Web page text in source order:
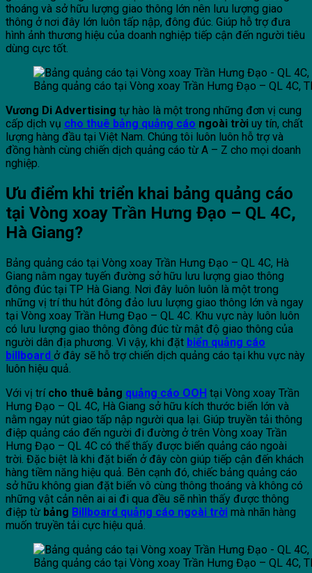
thoáng và sở hữu lượng giao thông lớn nên lưu lượng giao
thông ở nơi đây lớn luôn tấp nập, đông đúc. Giúp hỗ trợ đưa
hình ảnh thương hiệu của doanh nghiệp tiếp cận đến người tiêu
dùng cực tốt.
Bảng quảng cáo tại Vòng xoay Trần Hưng Đạo – QL 4C,
Vương Di Advertising tự hào là một trong những đơn vị cung
cấp dịch vụ cho thuê bảng quảng cáo ngoài trời uy tín, chất
lượng hàng đầu tại Việt Nam. Chúng tôi luôn luôn hỗ trợ và
đồng hành cùng chiến dịch quảng cáo từ A – Z cho mọi doanh
nghiệp.
Ưu điểm khi triển khai bảng quảng cáo
tại Vòng xoay Trần Hưng Đạo – QL 4C,
Hà Giang?
Bảng quảng cáo tại Vòng xoay Trần Hưng Đạo – QL 4C, Hà
Giang nằm ngay tuyến đường sở hữu lưu lượng giao thông
đông đúc tại TP Hà Giang. Nơi đây luôn luôn là một trong
những vị trí thu hút đông đảo lưu lượng giao thông lớn và ngay
tại Vòng xoay Trần Hưng Đạo – QL 4C. Khu vực này luôn luôn
có lưu lượng giao thông đông đúc từ mật độ giao thông của
người dân địa phương. Vì vậy, khi đặt biển quảng cáo
billboard ở đây sẽ hỗ trợ chiến dịch quảng cáo tại khu vực này
luôn hiệu quả.
Với vị trícho thuê bảng quảng cáo OOH tại Vòng xoay Trần
Hưng Đạo – QL 4C, Hà Giang sở hữu kích thước biển lớn và
nằm ngay nút giao tấp nập người qua lại. Giúp truyền tải thông
điệp quảng cáo đến người đi đường ở trên Vòng xoay Trần
Hưng Đạo – QL 4C có thể thấy được biển quảng cáo ngoài
trời. Đặc biệt là khi đặt biển ở đây còn giúp tiếp cận đến khách
hàng tiềm năng hiệu quả. Bên cạnh đó, chiếc bảng quảng cáo
sở hữu không gian đặt biển vô cùng thông thoáng và không có
những vật cản nên ai ai đi qua đều sẽ nhìn thấy được thông
điệp từ bảng Billboard quảng cáo ngoài trời mà nhãn hàng
muốn truyền tải cực hiệu quả.
Bảng quảng cáo tại Vòng xoay Trần Hưng Đạo – QL 4C,